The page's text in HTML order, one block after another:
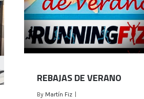
REBAJAS DE VERANO
By Martín Fiz